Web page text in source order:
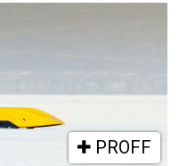
PROFF